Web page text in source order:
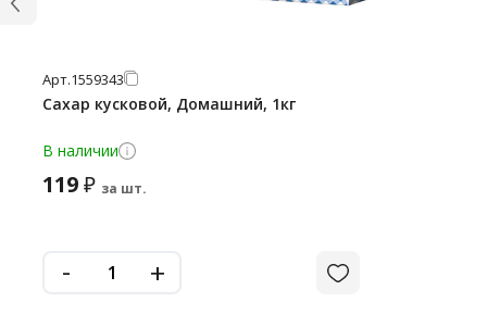
Арт.1559343
Сахар кусковой, Домашний, 1кг
В наличии
119₽ за шт.
- +